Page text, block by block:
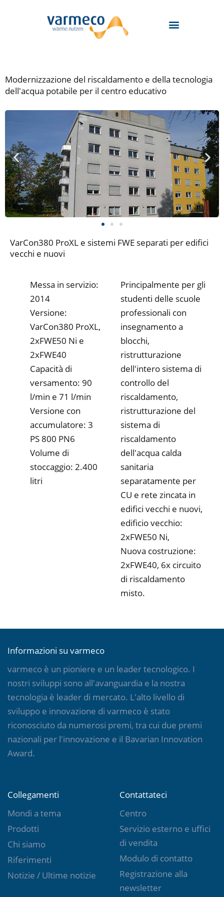
Modernizzazione del riscaldamento e della tecnologia
dell'acqua potabile per il centro educativo
VarCon380 ProXL e sistemi FWE separati per edifici
vecchi e nuovi
Messa in servizio:
2014
Versione:
VarCon380 ProXL,
2xFWE50 Ni e
2xFWE40
Capacità di
versamento: 90
l/min e 71 l/min
Versione con
accumulatore: 3
PS 800 PN6
Volume di
stoccaggio: 2.400
litri
Principalmente per gli
studenti delle scuole
professionali con
insegnamento a
blocchi,
ristrutturazione
dell'intero sistema di
controllo del
riscaldamento,
ristrutturazione del
sistema di
riscaldamento
dell'acqua calda
sanitaria
separatamente per
CU e rete zincata in
edifici vecchi e nuovi,
edificio vecchio:
2xFWE50 Ni,
Nuova costruzione:
2xFWE40, 6x circuito
di riscaldamento
misto.
Informazioni su varmeco
varmeco è un pioniere e un leader tecnologico. I
nostri sviluppi sono all'avanguardia e la nostra
tecnologia è leader di mercato. L'alto livello di
sviluppo e innovazione di varmeco è stato
riconosciuto da numerosi premi, tra cui due premi
nazionali per l'innovazione e il Bavarian Innovation
Award.
Collegamenti
Mondi a tema
Prodotti
Chi siamo
Riferimenti
Notizie / Ultime notizie
Contattateci
Centro
Servizio esterno e uffici
di vendita
Modulo di contatto
Registrazione alla
newsletter